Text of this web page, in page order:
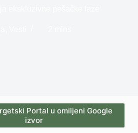
Portal u omiljeni Google
izvor